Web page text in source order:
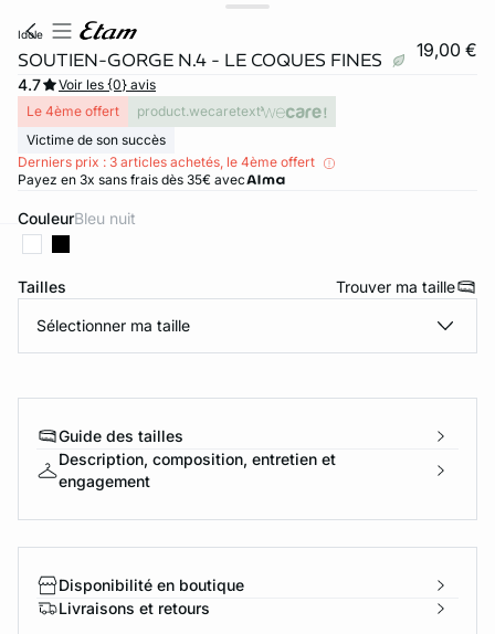
idole
SOUTIEN-GORGE N.4 - LE COQUES FINES 19,00 €
4.7
Voir les {0} avis
Le 4ème offert
product.wecaretext
Victime de son succès
Derniers prix : 3 articles achetés, le 4ème offert
Payez en 3x sans frais dès 35€ avec
Couleur bleu nuit
Tailles Trouver ma taille
Sélectionner ma taille
Guide des tailles
Description, composition, entretien et
engagement
Disponibilité en boutique
Livraisons et retours